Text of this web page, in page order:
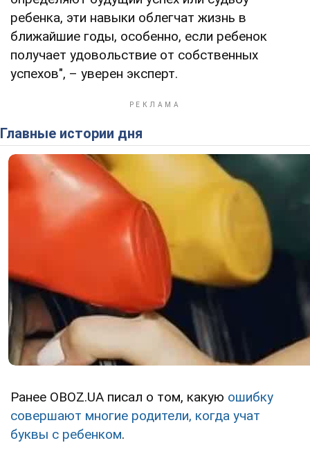
ребенка, эти навыки облегчат жизнь в
ближайшие годы, особенно, если ребенок
получает удовольствие от собственных
успехов", – уверен эксперт.
Главные истории дня
Ранее OBOZ.UA писал о том, какую ошибку
совершают многие родители, когда учат
буквы с ребенком.